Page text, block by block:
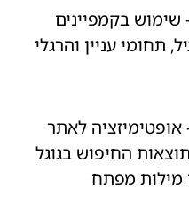
שימוש בקמפיינים
תחומי עניין והרגלי
אופטימיזציה לאתר
החיפוש בגוגל
מפתח